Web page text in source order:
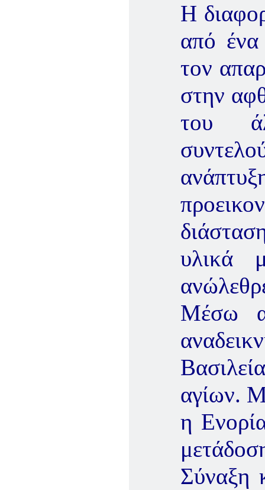
Η
από ένα
τον
στην
του
υλικά
Μέσω
αγίων.
η
Σύναξη